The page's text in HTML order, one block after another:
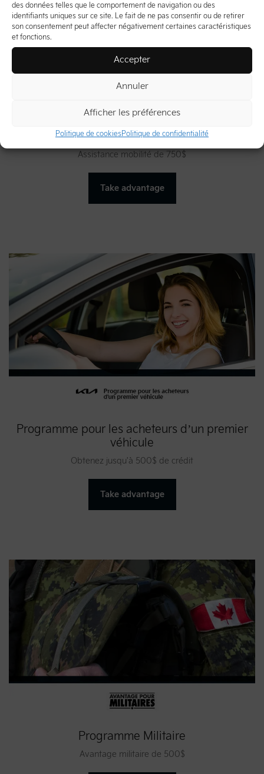
des données telles que le comportement de navigation ou des
identifiants uniques sur ce site. Le fait de ne pas consentir ou de retirer
son consentement peut affecter négativement certaines caractéristiques
et fonctions.
Accepter
Annuler
Afficher les préférences
Politique de cookiesPolitique de confidentialité
Programme Mobilité
Assistance mobilité de 750$
Take advantage
Programme pour les acheteurs d’un premier
véhicule
Obtenez jusqu'à 500$ de crédit
Take advantage
Programme Militaire
Avantage militaire de 500$